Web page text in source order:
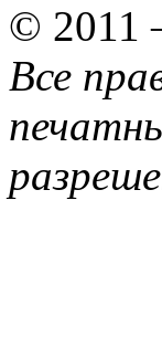
© 2011
Все